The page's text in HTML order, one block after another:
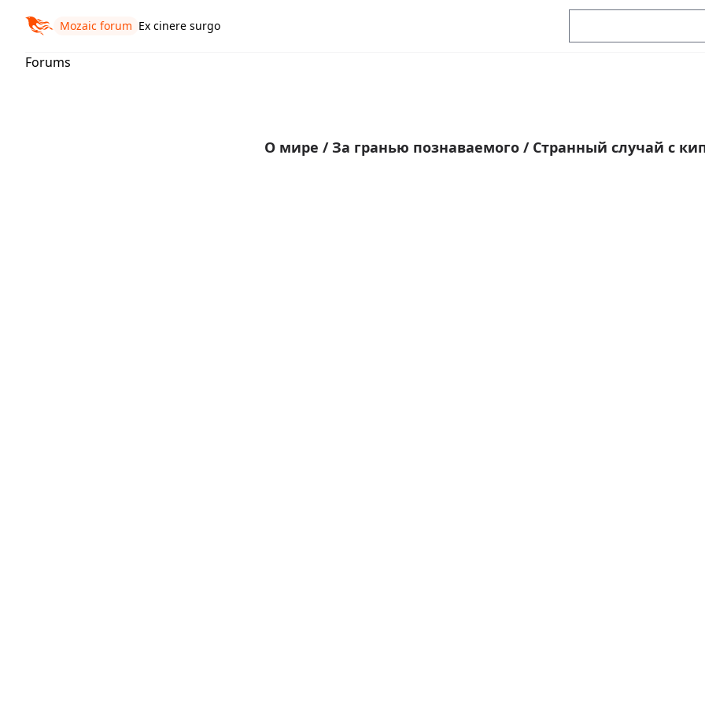
Mozaic forum Ex cinere surgo
Forums
О мире / За гранью познаваемого / Странный случай с